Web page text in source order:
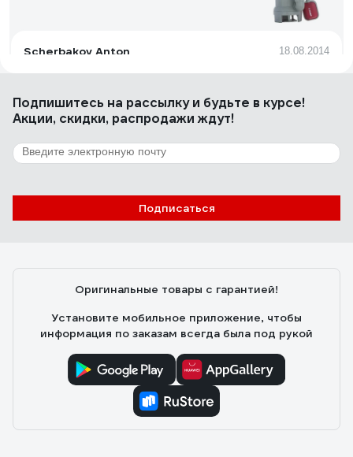
Scherbakov Anton 18.08.2014
во всем. читай ниже
67 отзывов
Отзыв о Джилекс Джамбо 60/35 П-24 4021
Подпишитесь на рассылкуи будьте в курсе!
Акции, скидки, распродажи ждут!
Подписаться
Оригинальные товары с гарантией!
Установите мобильное приложение, чтобы
информация по заказам всегда была под рукой